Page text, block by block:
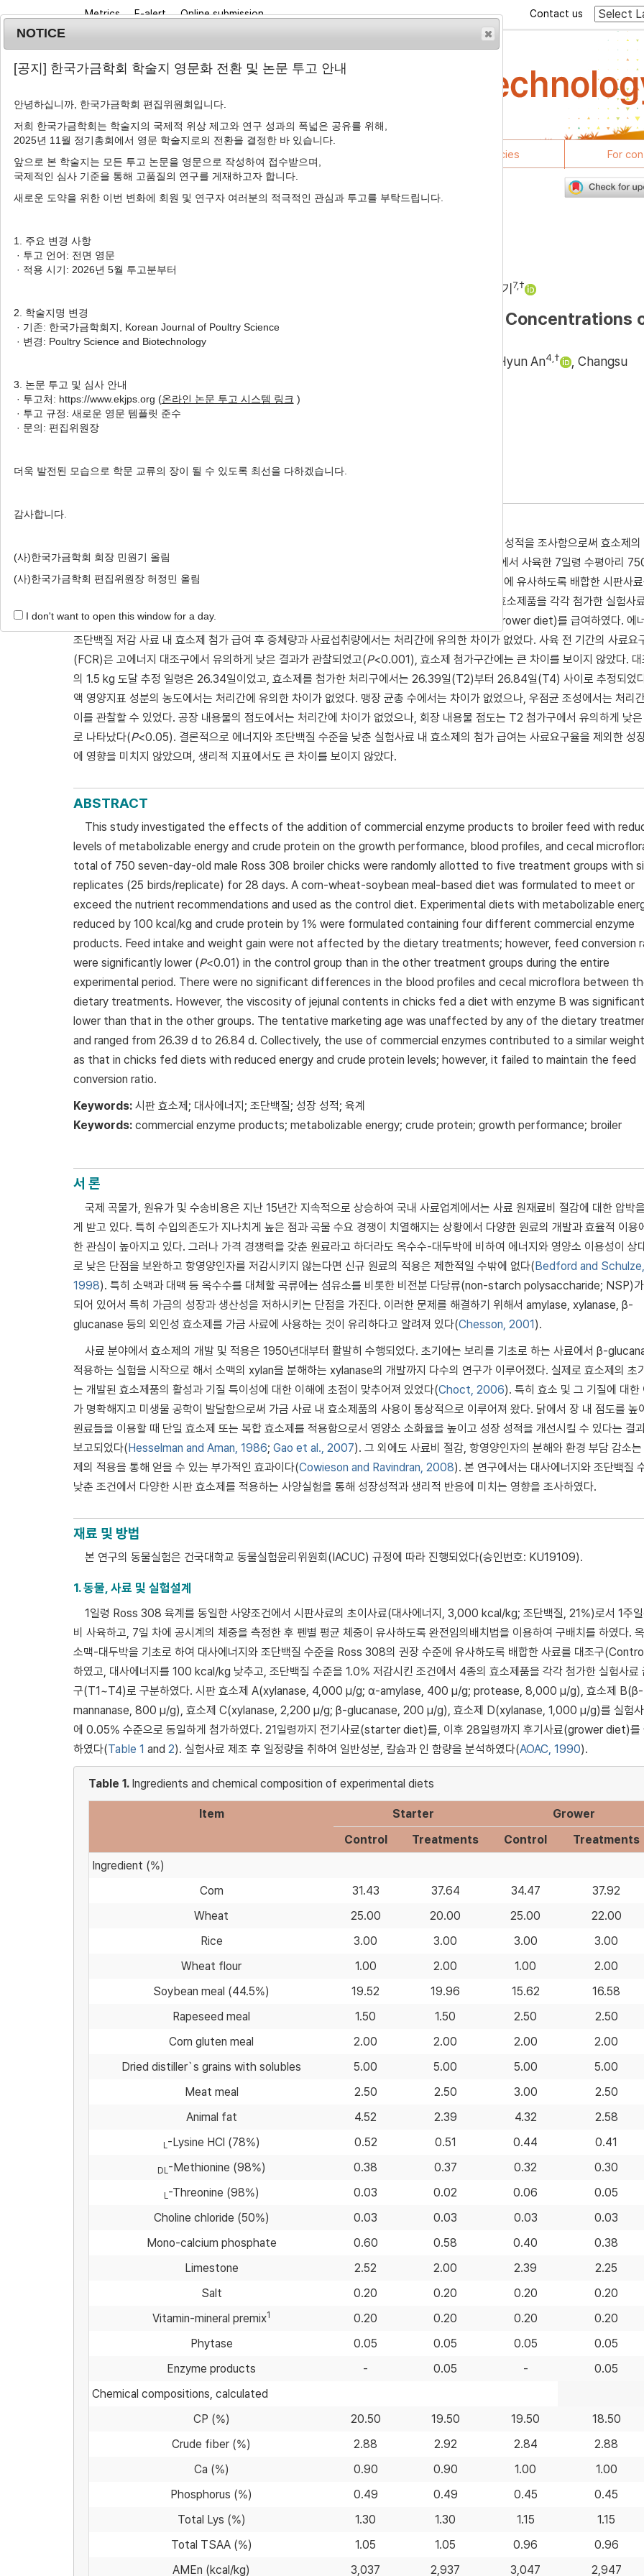
Metrics E-alert Online submission Contact us
Journal info Browse articles Journal policies For
Korean J. Poult. Sci. 2020; 47(3):143- 151
pISSN: 1225-6625, eISSN: 2287-5387
Article
육계에서 에너지 및 조단백질 저감 사료 내 효소제의 적용 효과
안병기 7,†
Effect of Enzymes Application in Feed with Reduced Concentrations
Energy and Crude Protein in Broiler Chickens
Su Hyun An4 †
Changsu
Kong
Author Information & Copyright
Published Online: Sep 30, 2020
대사에너지와 조단백질 수준을 낮춘 실험사료 내에 여러 종류의 효소제를 첨가, 급여하고 성장 성적을 조사함으로써 효소제의
를 평가하기 위한 목적으로 본 연구를 수행하였다. 부화 직후 동일한 사양 조건과 사료 급여 조건에서 사육한 7일령 수평아리
공시하였고(5처리, 6반복, 반복당 25수), 대사에너지와 조단백질 수준을 Ross 308의 권장 수준에 유사하도록 배합한 시판사료
조구로 하였고, 대사에너지를 100 kcal 낮추고, 조단백질 수준을 1.0% 저감시킨 사료에 4종의 효소제품을 각각 첨가한 실험사
구(T1-T4)로 구분하였다. 21일령까지 전기사료(starter diet)를, 이후 28일령까지 후기사료(grower diet)를 급여하였다. 에
조단백질 저감 사료 내 효소제 첨가 급여 후 증체량과 사료섭취량에서는 처리간에 유의한 차이가 없었다. 사육 전 기간의 사료요
(FCR)은 고에너지 대조구에서 유의하게 낮은 결과가 관찰되었고(P<0.001), 효소제 첨가구간에는 큰 차이를 보이지 않았다. 대
의 1.5 kg 도달 추정 일령은 26.34일이었고, 효소제를 첨가한 처리구에서는 26.39일(T2)부터 26.84일(T4) 사이로 추정되었
액 영양지표 성분의 농도에서는 처리간에 유의한 차이가 없었다. 맹장 균총 수에서는 차이가 없었으나, 우점균 조성에서는 처리
이를 관찰할 수 있었다. 공장 내용물의 점도에서는 처리간에 차이가 없었으나, 회장 내용물 점도는 T2 첨가구에서 유의하게 낮
로 나타났다(P<0.05). 결론적으로 에너지와 조단백질 수준을 낮춘 실험사료 내 효소제의 첨가 급여는 사료요구율을 제외한 성
에 영향을 미치지 않았으며, 생리적 지표에서도 큰 차이를 보이지 않았다.
ABSTRACT
This study investigated the effects of the addition of commercial enzyme products to broiler feed with
levels of metabolizable energy and crude protein on the growth performance, blood profiles, and cecal
total of 750 seven-day-old male Ross 308 broiler chicks were randomly allotted to five treatment groups with
replicates (25 birds/replicate) for 28 days. A corn-wheat-soybean meal-based diet was formulated to meet or
exceed the nutrient recommendations and used as the control diet. Experimental diets with metabolizable
reduced by 100 kcal/kg and crude protein by 1% were formulated containing four different commercial enzyme
products. Feed intake and weight gain were not affected by the dietary treatments; however, feed conversion
were significantly lower (P<0.01) in the control group than in the other treatment groups during the entire
experimental period. There were no significant differences in the blood profiles and cecal microflora between
dietary treatments. However, the viscosity of jejunal contents in chicks fed a diet with enzyme B was
lower than that in the other groups. The tentative marketing age was unaffected by any of the dietary
and ranged from 26.39 d to 26.84 d. Collectively, the use of commercial enzymes contributed to a similar
as that in chicks fed diets with reduced energy and crude protein levels; however, it failed to maintain the feed
conversion ratio.
Keywords: 시판 효소제; 대사에너지; 조단백질; 성장 성적; 육계
Keywords: commercial enzyme products; metabolizable energy; crude protein; growth performance; broiler
서 론
국제 곡물가, 원유가 및 수송비용은 지난 15년간 지속적으로 상승하여 국내 사료업계에서는 사료 원재료비 절감에 대한 압박
게 받고 있다. 특히 수입의존도가 지나치게 높은 점과 곡물 수요 경쟁이 치열해지는 상황에서 다양한 원료의 개발과 효율적 이용
한 관심이 높아지고 있다. 그러나 가격 경쟁력을 갖춘 원료라고 하더라도 옥수수-대두박에 비하여 에너지와 영양소 이용성이 상
로 낮은 단점을 보완하고 항영양인자를 저감시키지 않는다면 신규 원료의 적용은 제한적일 수밖에 없다(Bedford and Schulze,
1998). 특히 소맥과 대맥 등 옥수수를 대체할 곡류에는 섬유소를 비롯한 비전분 다당류(non-starch polysaccharide; NSP)
되어 있어서 특히 가금의 성장과 생산성을 저하시키는 단점을 가진다. 이러한 문제를 해결하기 위해서 amylase, xylanase, β-
glucanase 등의 외인성 효소제를 가금 사료에 사용하는 것이 유리하다고 알려져 있다(Chesson, 2001).
사료 분야에서 효소제의 개발 및 적용은 1950년대부터 활발히 수행되었다. 초기에는 보리를 기초로 하는 사료에서 β-
적용하는 실험을 시작으로 해서 소맥의 xylan을 분해하는 xylanase의 개발까지 다수의 연구가 이루어졌다. 실제로 효소제의 초
는 개발된 효소제품의 활성과 기질 특이성에 대한 이해에 초점이 맞추어져 있었다(Choct, 2006). 특히 효소 및 그 기질에 대한
가 명확해지고 미생물 공학이 발달함으로써 가금 사료 내 효소제품의 사용이 통상적으로 이루어져 왔다. 닭에서 장 내 점도를 높
원료들을 이용할 때 단일 효소제 또는 복합 효소제를 적용함으로서 영양소 소화율을 높이고 성장 성적을 개선시킬 수 있다는 결과
보고되었다(Hesselman and Aman, 1986; Gao et al., 2007). 그 외에도 사료비 절감, 항영양인자의 분해와 환경 부담 감소는
제의 적용을 통해 얻을 수 있는 부가적인 효과이다(Cowieson and Ravindran, 2008). 본 연구에서는 대사에너지와 조단백질
낮춘 조건에서 다양한 시판 효소제를 적용하는 사양실험을 통해 성장성적과 생리적 반응에 미치는 영향을 조사하였다.
재료 및 방법
본 연구의 동물실험은 건국대학교 동물실험윤리위원회(IACUC) 규정에 따라 진행되었다(승인번호: KU19109).
1. 동물, 사료 및 실험설계
1일령 Ross 308 육계를 동일한 사양조건에서 시판사료의 초이사료(대사에너지, 3,000 kcal/kg; 조단백질, 21%)로서 1주일
비 사육하고, 7일 차에 공시계의 체중을 측정한 후 펜별 평균 체중이 유사하도록 완전임의배치법을 이용하여 구배치를 하였다.
소맥-대두박을 기초로 하여 대사에너지와 조단백질 수준을 Ross 308의 권장 수준에 유사하도록 배합한 사료를 대조구
하였고, 대사에너지를 100 kcal/kg 낮추고, 조단백질 수준을 1.0% 저감시킨 조건에서 4종의 효소제품을 각각 첨가한 실험사료
구(T1~T4)로 구분하였다. 시판 효소제 A(xylanase, 4,000 μ/g; α-amylase, 400 μ/g; protease, 8,000 μ/g), 효소제 B(β-
mannanase, 800 μ/g), 효소제 C(xylanase, 2,200 μ/g; β-glucanase, 200 μ/g), 효소제 D(xylanase, 1,000 μ/g)를 실험사
에 0.05% 수준으로 동일하게 첨가하였다. 21일령까지 전기사료(starter diet)를, 이후 28일령까지 후기사료(grower diet)를
하였다(Table 1 and 2). 실험사료 제조 후 일정량을 취하여 일반성분, 칼슘과 인 함량을 분석하였다(AOAC, 1990).
Table 1. Ingredients and chemical composition of experimental diets
Item Starter
Grower
Control
Treatments Control
Treatments
Ingredient (%)
Corn
31.43 37.64 34.47
37.92
Wheat
25.00 20.00 25.00
22.00
Rice
3.00 3.00 3.00
3.00
Wheat flour
1.00 2.00 1.00
2.00
Soybean meal (44.5%)
19.52 19.96 15.62
16.58
Rapeseed meal
1.50 1.50 2.50
2.50
Corn gluten meal
2.00 2.00 2.00
2.00
Dried distiller`s grains with solubles
5.00 5.00 5.00
5.00
Meat meal
2.50 2.50 3.00
2.50
Animal fat
4.52 2.39 4.32 2.58
L-Lysine HCl (78%) 0.52 0.51 0.44 0.41
DL-Methionine (98%) 0.38 0.37 0.32 0.30
L-Threonine (98%) 0.03 0.02 0.06
0.05
Choline chloride (50%)
0.03 0.03 0.03
0.03
Mono-calcium phosphate
0.60 0.58 0.40
0.38
Limestone
2.52 2.00 2.39
2.25
Salt
0.20 0.20 0.20
0.20
Vitamin-mineral premix1 0.20 0.20 0.20
0.20
Phytase
0.05 0.05 0.05
0.05
Enzyme products
- 0.05 -
0.05
Chemical compositions, calculated
CP (%)
20.50 19.50 19.50
18.50
Crude fiber (%)
2.88 2.92 2.84
2.88
Ca (%)
0.90 0.90 1.00
1.00
Phosphorus (%)
0.49 0.49 0.45
0.45
Total Lys (%)
1.30 1.30 1.15
1.15
Total TSAA (%)
1.05 1.05 0.96
0.96
AMEn (kcal/kg)
3,037 2,937 3,047 2,947
NOTICE
[공지] 한국가금학회 학술지 영문화 전환 및 논문 투고 안내
안녕하십니까, 한국가금학회 편집위원회입니다.
저희 한국가금학회는 학술지의 국제적 위상 제고와 연구 성과의 폭넓은 공유를 위해,
2025년 11월 정기총회에서 영문 학술지로의 전환을 결정한 바 있습니다.
앞으로 본 학술지는 모든 투고 논문을 영문으로 작성하여 접수받으며,
국제적인 심사 기준을 통해 고품질의 연구를 게재하고자 합니다.
새로운 도약을 위한 이번 변화에 회원 및 연구자 여러분의 적극적인 관심과 투고를 부탁드립니다.
1. 주요 변경 사항
· 투고 언어: 전면 영문
· 적용 시기: 2026년 5월 투고분부터
2. 학술지명 변경
· 기존: 한국가금학회지, Korean Journal of Poultry Science
· 변경: Poultry Science and Biotechnology
3. 논문 투고 및 심사 안내
· 투고처: https://www.ekjps.org (온라인 논문 투고 시스템 링크 )
· 투고 규정: 새로운 영문 템플릿 준수
· 문의: 편집위원장
더욱 발전된 모습으로 학문 교류의 장이 될 수 있도록 최선을 다하겠습니다.
감사합니다.
(사)한국가금학회 회장 민원기 올림
(사)한국가금학회 편집위원장 허정민 올림
I don't want to open this window for a day.